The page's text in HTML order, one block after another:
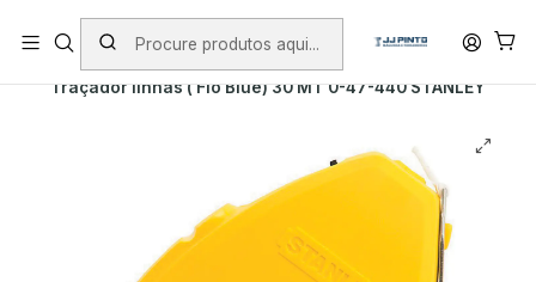
PORTES INCLUÍDOS EM ENCOMENDAS +75€ (excepto ilhas)
Início Envio
Envio imediato
Traçador linhas ( Fio Blue) 30 MT 0-47-440 STANLEY